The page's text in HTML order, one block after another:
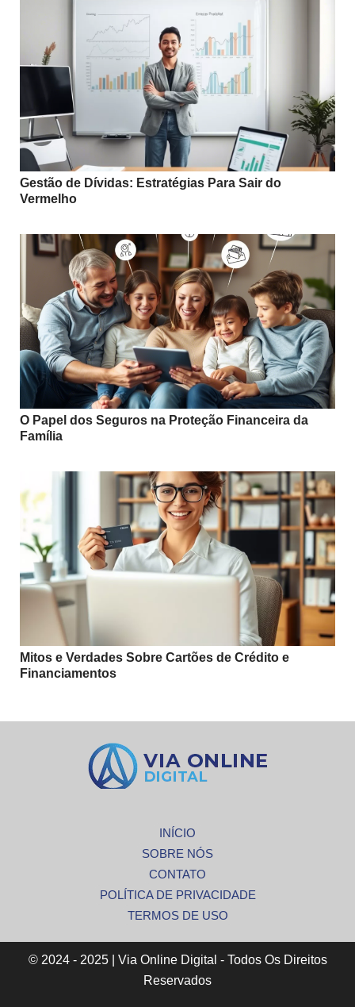
Gestão de Dívidas: Estratégias Para Sair do
Vermelho
O Papel dos Seguros na Proteção Financeira da
Família
Mitos e Verdades Sobre Cartões de Crédito e
Financiamentos
INÍCIO
SOBRE NÓS
CONTATO
POLÍTICA DE PRIVACIDADE
TERMOS DE USO
© 2024 - 2025 | Via Online Digital - Todos Os Direitos
Reservados